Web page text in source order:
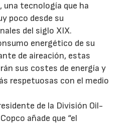
tecnología que ha
poco desde su
del siglo XIX.
energético de su
de aireación, estas
sus costes de energía y
respetuosas con el medio
de la División Oil-
añade que “el